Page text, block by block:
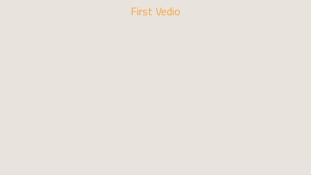
First Vedio